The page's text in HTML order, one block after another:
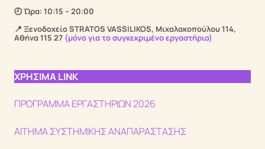
🕘 Ώρα: 10:15 – 20:00
📍 Ξενοδοχείο STRATOS VASSILIKOS, Μιχαλακοπούλου 114,
Αθήνα 115 27 (μόνο για το συγκεκριμένο εργαστήριο)
ΧΡΗΣΙΜΑ LINK
ΠΡΟΓΡΑΜΜΑ ΕΡΓΑΣΤΗΡΙΩΝ 2026
ΑΙΤΗΜΑ ΣΥΣΤΗΜΙΚΗΣ ΑΝΑΠΑΡΑΣΤΑΣΗΣ